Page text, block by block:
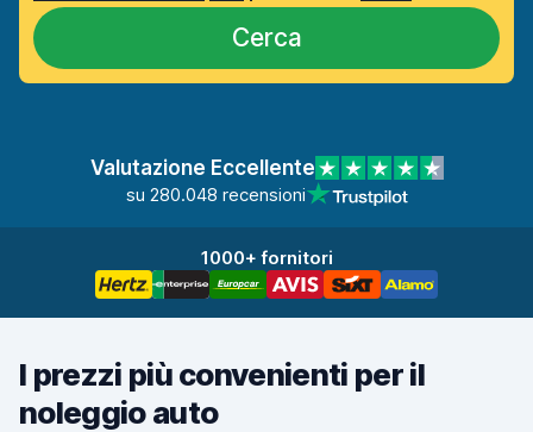
Cerca
Valutazione Eccellente
su 280.048 recensioni
1000+ fornitori
I prezzi più convenienti per il
noleggio auto